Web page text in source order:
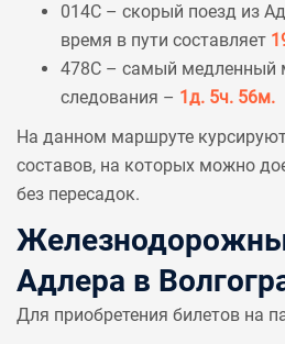
014С – скорый поезд из
время в пути составляет
478С – самый медленный
следования – 1д. 5ч. 56м.
На данном маршруте
составов, на которых можно
без пересадок.
Адлера в
Для приобретения билетов на